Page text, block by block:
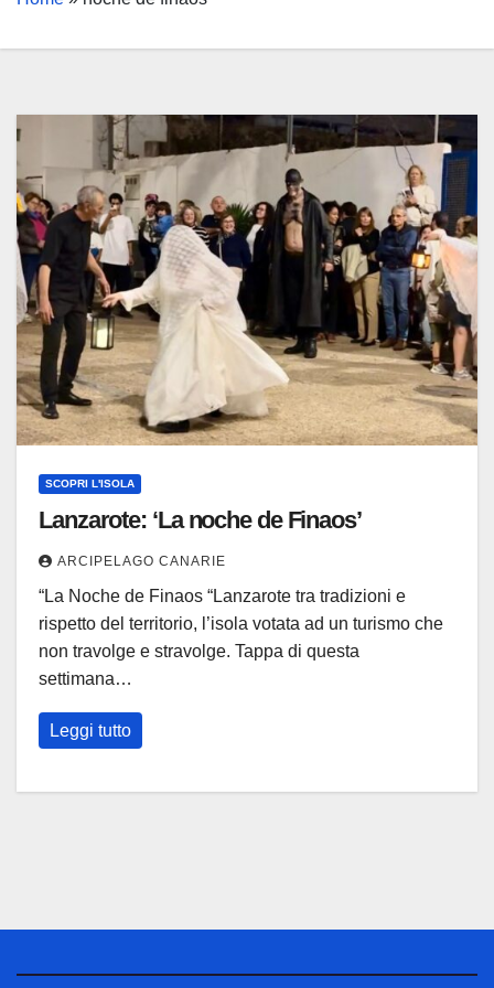
SCOPRI L'ISOLA
Lanzarote: ‘La noche de Finaos’
ARCIPELAGO CANARIE
“La Noche de Finaos “Lanzarote tra tradizioni e
rispetto del territorio, l’isola votata ad un turismo che
non travolge e stravolge. Tappa di questa
settimana…
Leggi tutto